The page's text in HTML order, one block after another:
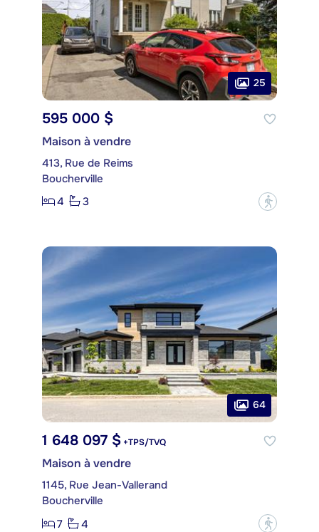
25
595 000 $
Maison à vendre
413, Rue de Reims
Boucherville
4
3 ?
64
1 648 097 $ +TPS/TVQ
Maison à vendre
1145, Rue Jean-Vallerand
Boucherville
7
4 ?